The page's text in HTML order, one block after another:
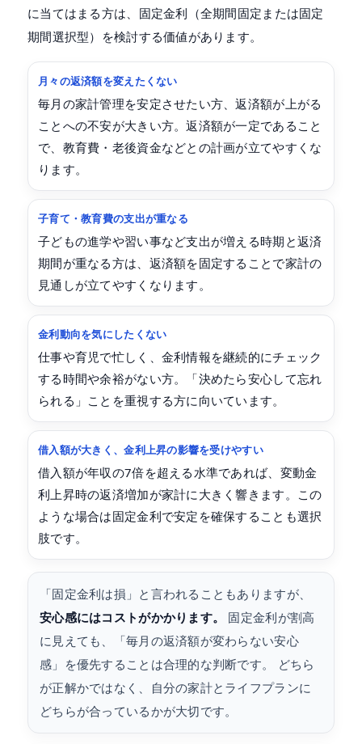
に当てはまる方は、固定金利（全期間固定または固定
期間選択型）を検討する価値があります。
月々の返済額を変えたくない
毎月の家計管理を安定させたい方、返済額が上がる
ことへの不安が大きい方。返済額が一定であること
で、教育費・老後資金などとの計画が立てやすくな
ります。
子育て・教育費の支出が重なる
子どもの進学や習い事など支出が増える時期と返済
期間が重なる方は、返済額を固定することで家計の
見通しが立てやすくなります。
金利動向を気にしたくない
仕事や育児で忙しく、金利情報を継続的にチェック
する時間や余裕がない方。「決めたら安心して忘れ
られる」ことを重視する方に向いています。
借入額が大きく、金利上昇の影響を受けやすい
借入額が年収の7倍を超える水準であれば、変動金
利上昇時の返済増加が家計に大きく響きます。この
ような場合は固定金利で安定を確保することも選択
肢です。
「固定金利は損」と言われることもありますが、
安心感にはコストがかかります。
固定金利が割高
に見えても、「毎月の返済額が変わらない安心
感」を優先することは合理的な判断です。 どちら
が正解かではなく、自分の家計とライフプランに
どちらが合っているかが大切です。